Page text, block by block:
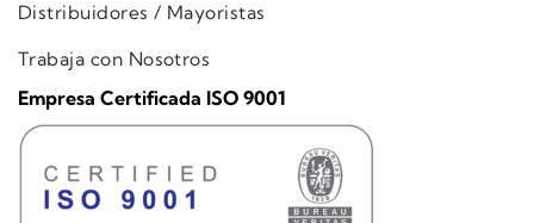
Distribuidores / Mayoristas
Trabaja con Nosotros
Empresa Certificada ISO 9001